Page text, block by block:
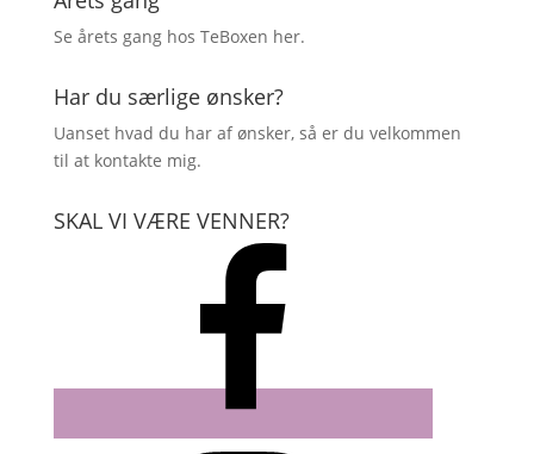
Se årets gang hos TeBoxen her.
Har du særlige ønsker?
Uanset hvad du har af ønsker, så er du velkommen
til at kontakte mig.
SKAL VI VÆRE VENNER?